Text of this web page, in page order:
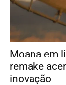
Moana em
remake
inovação